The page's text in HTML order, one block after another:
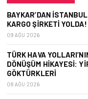
BAYKAR’DAN
KARGO ŞIRKETI YOLDA!
09 AĞU 2026
TÜRK HAVA
DÖNÜŞÜM HIKAYESI:
GÖKTÜRKLERI
08 AĞU 2026